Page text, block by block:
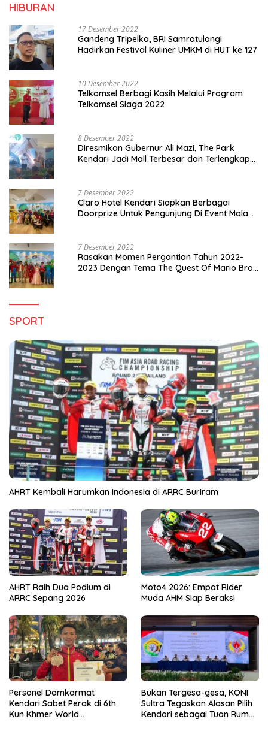
HIBURAN
17 Desember 2022
Gandeng Tripelka, BRI Samratulangi
Hadirkan Festival Kuliner UMKM di HUT ke 127
10 Desember 2022
Telkomsel Berbagi Kasih Melalui Program
Telkomsel Siaga 2022
8 Desember 2022
Diresmikan Gubernur Ali Mazi, The Park
Kendari Jadi Mall Terbesar dan Terlengkap
7 Desember 2022
Claro Hotel Kendari Siapkan Berbagai
Doorprize Untuk Pengunjung Di Event Malam
7 Desember 2022
Rasakan Momen Pergantian Tahun 2022-
2023 Dengan Tema The Quest Of Mario Bros
SPORT
AHRT Kembali Harumkan Indonesia di ARRC Buriram
AHRT Raih Dua Podium di
ARRC Sepang 2026
Moto4 2026: Empat Rider
Muda AHM Siap Beraksi
Personel Damkarmat
Kendari Sabet Perak di 6th
Kun Khmer World
Bukan Tergesa-gesa, KONI
Sultra Tegaskan Alasan Pilih
Kendari sebagai Tuan Rumah